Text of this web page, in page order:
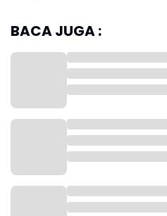
BACA JUGA :